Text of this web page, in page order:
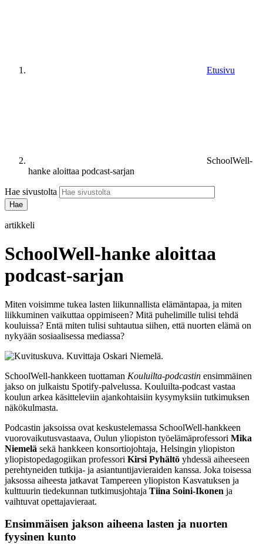
Etusivu
SchoolWell-
hanke aloittaa podcast-sarjan
Hae sivustolta
artikkeli
SchoolWell-hanke aloittaa
podcast-sarjan
Miten voisimme tukea lasten liikunnallista elämäntapaa, ja miten
liikkuminen vaikuttaa oppimiseen? Mitä puhelimille tulisi tehdä
kouluissa? Entä miten tulisi suhtautua siihen, että nuorten elämä on
nykyään sosiaalisessa mediassa?
SchoolWell-hankkeen tuottaman Kouluilta-podcastin ensimmäinen
jakso on julkaistu Spotify-palvelussa. Kouluilta-podcast vastaa
koulun arkea käsitteleviin ajankohtaisiin kysymyksiin tutkimuksen
näkökulmasta.
Podcastin jaksoissa ovat keskustelemassa SchoolWell-hankkeen
vuorovaikutusvastaava, Oulun yliopiston työelämäprofessori Mika
Niemelä sekä hankkeen konsortiojohtaja, Helsingin yliopiston
yliopistopedagogiikan professori Kirsi Pyhältö yhdessä aiheeseen
perehtyneiden tutkija- ja asiantuntijavieraiden kanssa. Joka toisessa
jaksossa aiheesta jatkavat Tampereen yliopiston Kasvatuksen ja
kulttuurin tiedekunnan tutkimusjohtaja Tiina Soini-Ikonen ja
vaihtuvat opettajavieraat.
Ensimmäisen jakson aiheena lasten ja nuorten
fyysinen kunto